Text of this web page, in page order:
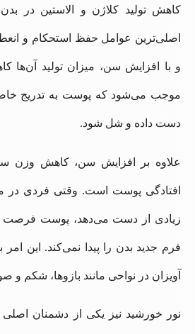
کاهش تولید کلاژن و الاستین در
اصلی‌ترین عوامل حفظ استحکام و
و با افزایش سن، میزان تولید آن‌ها
موجب می‌شود که پوست به تدریج
دست داده و شل شود.
علاوه بر افزایش سن، کاهش وزن
افتادگی پوست است. وقتی فردی در
زیادی از دست می‌دهد، پوست فرصت
فرم جدید بدن را پیدا نمی‌کند. این
آویزان در نواحی مانند بازوها، شکم
نور خورشید نیز یکی از دشمنان